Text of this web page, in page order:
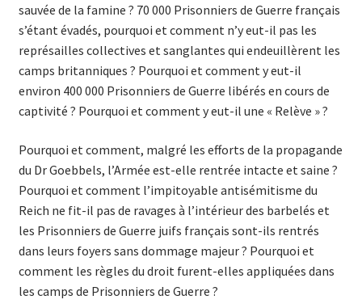
sauvée de la famine ? 70 000 Prisonniers de Guerre français
s’étant évadés, pourquoi et comment n’y eut-il pas les
représailles collectives et sanglantes qui endeuillèrent les
camps bri­tanniques ? Pourquoi et comment y eut-il
environ 400 000 Prisonniers de Guerre libérés en cours de
captivité ? Pourquoi et comment y eut-il une « Relève » ?
Pourquoi et comment, malgré les efforts de la propagande
du Dr Goebbels, l’Armée est-elle rentrée intacte et saine ?
Pourquoi et comment l’impitoyable antisémitisme du
Reich ne fit-il pas de ravages à l’intérieur des barbelés et
les Prisonniers de Guerre juifs français sont-ils rentrés
dans leurs foyers sans dommage majeur ? Pourquoi et
comment les règles du droit furent-elles appliquées dans
les camps de Prisonniers de Guerre ?